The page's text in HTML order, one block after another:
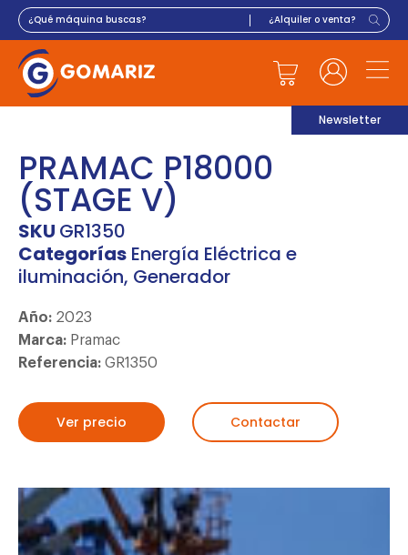
Newsletter
PRAMAC P18000
(STAGE V)
SKU GR1350
Categorías Energía Eléctrica e
iluminación, Generador
Año: 2023
Marca: Pramac
Referencia: GR1350
Ver precio Contactar